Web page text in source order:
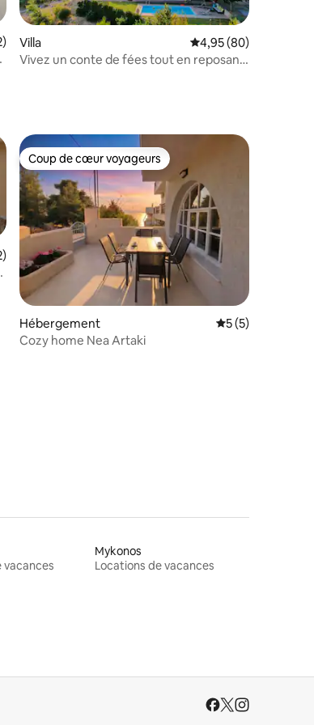
4,96 sur 5
moyenne sur la base de 32 commentaires : 5 sur 5
Villa Évaluation moyenne
4,95 (80)
Vivez un conte de fées tout en reposant
sur 5
moyenne sur la base de 62 commentaires : 4,9 sur 5
Coup de cœur voyageurs
Coup de cœur voyageurs
Hébergement Évaluation
5 (5)
Cozy home Nea Artaki
vacances
Mykonos
Locations de vacances